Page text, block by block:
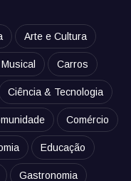
Arte e Cultura
Carros
Ciência & Tecnologia
Comércio
Educação
Gastronomia